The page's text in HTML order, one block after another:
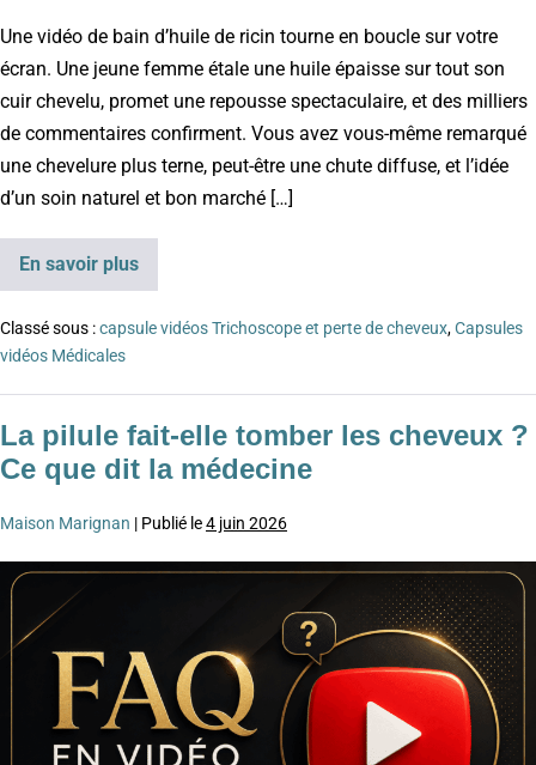
Une vidéo de bain d’huile de ricin tourne en boucle sur votre
écran. Une jeune femme étale une huile épaisse sur tout son
cuir chevelu, promet une repousse spectaculaire, et des milliers
de commentaires confirment. Vous avez vous-même remarqué
une chevelure plus terne, peut-être une chute diffuse, et l’idée
d’un soin naturel et bon marché […]
En savoir plus
Classé sous :capsule vidéos Trichoscope et perte de cheveux,Capsules
vidéos Médicales
La pilule fait-elle tomber les cheveux ?
Ce que dit la médecine
Maison Marignan | Publié le4 juin 2026